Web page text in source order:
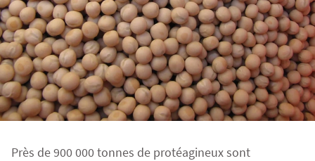
Près de 900 000 tonnes de protéagineux sont
Fourragères
Luzerne
Plantain fourrager
Ray-grass anglais
Protéagineux
Semences Bio
Fourragères Bio
Tournesol
Blé
Orge
Résultats d’essais Orge
Résultats d'essais Triticale
Résultats d'essais Protéagineux
Colza
Blé
Orge